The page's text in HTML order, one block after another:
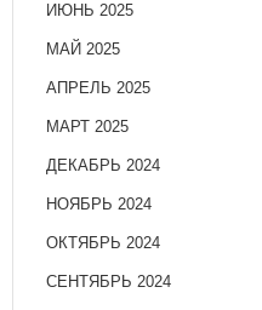
ИЮНЬ 2025
МАЙ 2025
АПРЕЛЬ 2025
МАРТ 2025
ДЕКАБРЬ 2024
НОЯБРЬ 2024
ОКТЯБРЬ 2024
СЕНТЯБРЬ 2024